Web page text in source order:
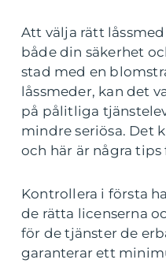
Att välja rätt
både din säkerhet
stad med en
låssmeder, kan det
på pålitliga
mindre seriösa. Det
och här är några
Kontrollera i första
de rätta licenserna
för de tjänster de
garanterar ett